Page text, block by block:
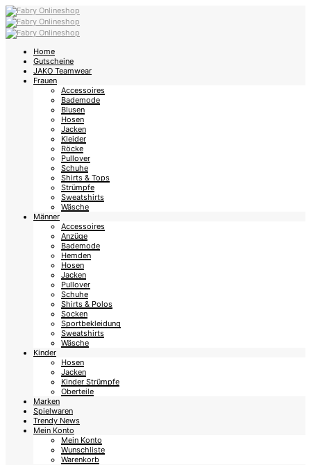
Home
Gutscheine
JAKO Teamwear
Frauen
Accessoires
Bademode
Blusen
Hosen
Jacken
Kleider
Röcke
Pullover
Schuhe
Shirts & Tops
Strümpfe
Sweatshirts
Wäsche
Männer
Accessoires
Anzüge
Bademode
Hemden
Hosen
Jacken
Pullover
Schuhe
Shirts & Polos
Socken
Sportbekleidung
Sweatshirts
Wäsche
Kinder
Hosen
Jacken
Kinder Strümpfe
Oberteile
Marken
Spielwaren
Trendy News
Mein Konto
Mein Konto
Wunschliste
Warenkorb